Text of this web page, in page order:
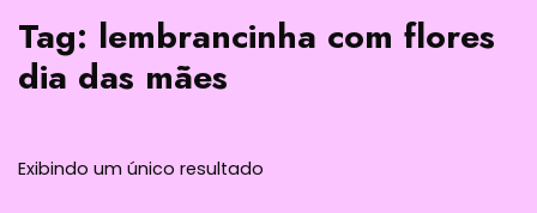
Tag: lembrancinha com flores
dia das mães
Exibindo um único resultado